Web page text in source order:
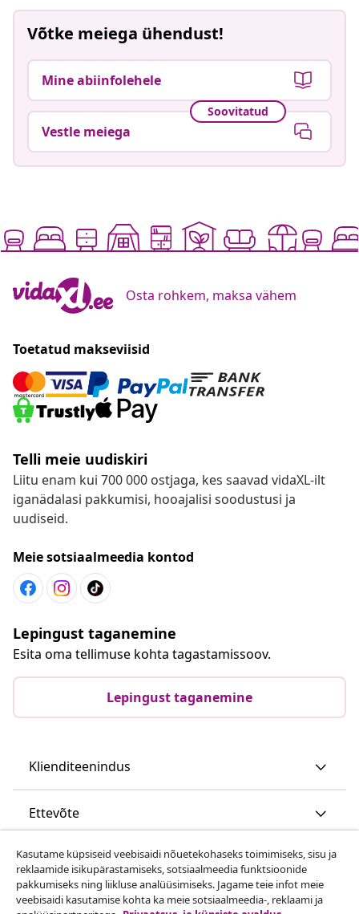
Võtke meiega ühendust!
Mine abiinfolehele
Soovitatud
Vestle meiega
Osta rohkem, maksa vähem
Toetatud makseviisid
Telli meie uudiskiri
Liitu enam kui 700 000 ostjaga, kes saavad vidaXL-ilt
iganädalasi pakkumisi, hooajalisi soodustusi ja
uudiseid.
Meie sotsiaalmeedia kontod
Lepingust taganemine
Esita oma tellimuse kohta tagastamissoov.
Lepingust taganemine
Klienditeenindus
Ettevõte
vidaXL
Vaata rohkem
Kasutame küpsiseid veebisaidi nõuetekohaseks toimimiseks, sisu ja
reklaamide isikupärastamiseks, sotsiaalmeedia funktsioonide
pakkumiseks ning liikluse analüüsimiseks. Jagame teie infot meie
veebisaidi kasutamise kohta ka meie sotsiaalmeedia-, reklaami ja